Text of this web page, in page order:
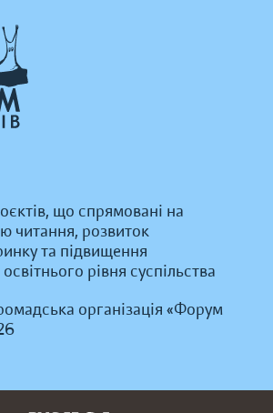
що спрямовані на
читання, розвиток
та підвищення
рівня суспільства
організація «Форум